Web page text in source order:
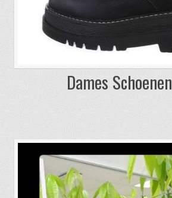
Dames Schoenen